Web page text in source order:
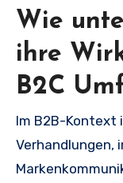
Wie
ihre
B2C
Im B2B-
Verhandlungen,